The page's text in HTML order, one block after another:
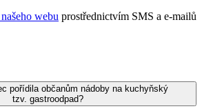
webu prostřednictvím SMS a e-mailů
pořídila občanům nádoby na kuchyňský
tzv. gastroodpad?